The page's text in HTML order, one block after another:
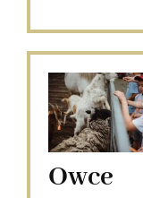
Owce